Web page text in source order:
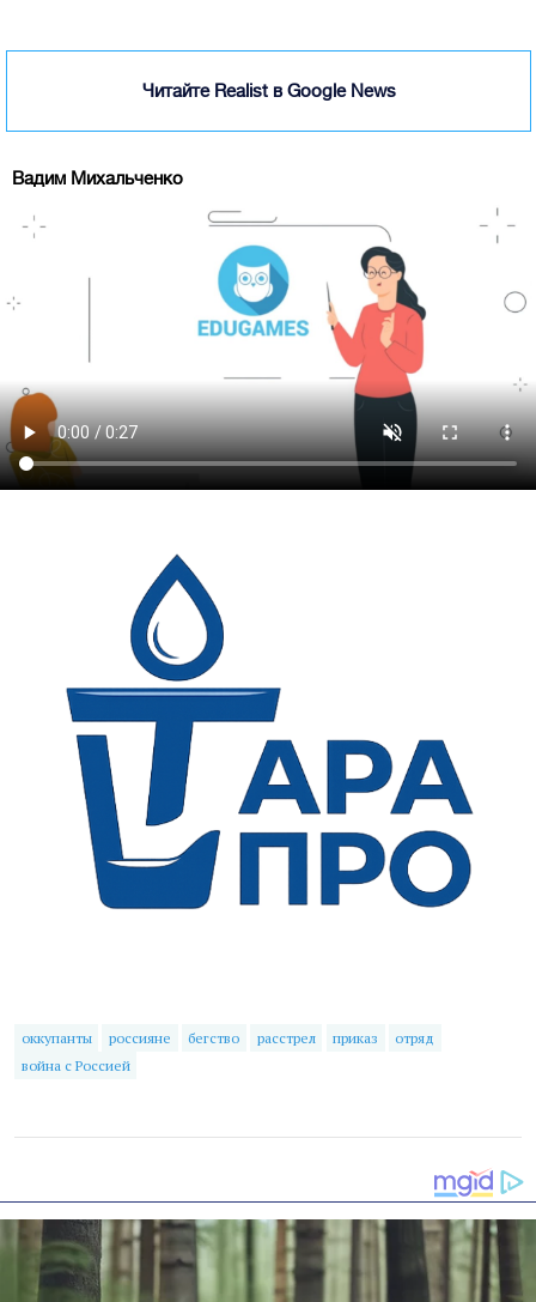
Читайте Realist в Google News
Вадим Михальченко
оккупанты россияне бегство расстрел приказ
отряд
война с Россией